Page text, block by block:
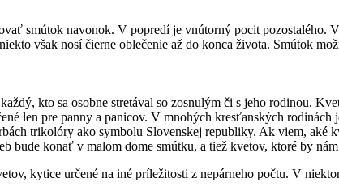
smútok navonok. V popredí je vnútorný pocit pozostalého.
však nosí čierne oblečenie až do konca života. Smútok
kto sa osobne stretával so zosnulým či s jeho rodinou.
len pre panny a panicov. V mnohých kresťanských
trikolóry ako symbolu Slovenskej republiky. Ak viem,
bude konať v malom dome smútku, a tiež kvetov, ktoré by
kytice určené na iné príležitosti z nepárneho počtu. V